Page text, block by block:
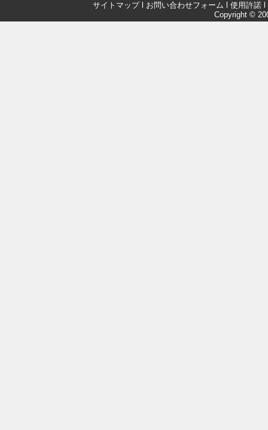
サイトマップl お問い合わせフォーム 使用許諾
Copyright ©